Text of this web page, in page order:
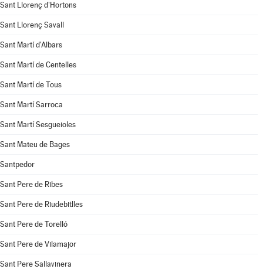
Sant Llorenç d'Hortons
Sant Llorenç Savall
Sant Martí d'Albars
Sant Martí de Centelles
Sant Martí de Tous
Sant Martí Sarroca
Sant Martí Sesgueioles
Sant Mateu de Bages
Santpedor
Sant Pere de Ribes
Sant Pere de Riudebitlles
Sant Pere de Torelló
Sant Pere de Vilamajor
Sant Pere Sallavinera